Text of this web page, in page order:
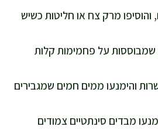
והוסיפו מרק צח או חליטות כשיש
שמבוססות על פחמימות קלות
והימנעו ממים חמים שמגבירים
מבדים סינתטיים צמודים